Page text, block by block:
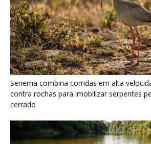
Ariranha sincroniza caça coletiva com
e cerca cardumes em rios rasos da